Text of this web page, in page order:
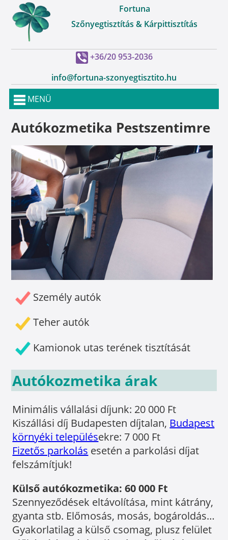
Fortuna
Szőnyegtisztítás & Kárpittisztítás
+36/20 953-2036
info@fortuna-szonyegtisztito.hu
MENÜ
Autókozmetika Pestszentimre
Személy autók
Teher autók
Kamionok utas terének tisztítását
Autókozmetika árak
Minimális vállalási díjunk: 20 000 Ft
Kiszállási díj Budapesten díjtalan, Budapest
környéki településekre: 7 000 Ft
Fizetős parkolás esetén a parkolási díjat
felszámítjuk!
Külső autókozmetika: 60 000 Ft
Szennyeződések eltávolítása, mint kátrány,
gyanta stb. Előmosás, mosás, bogároldás…
Gyakorlatilag a külső csomag, plusz felület